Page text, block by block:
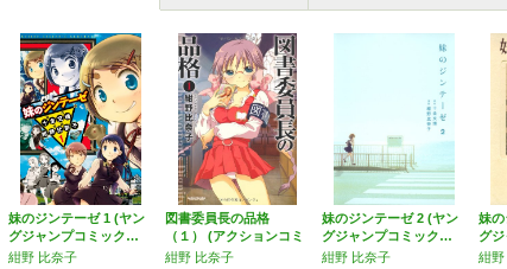
妹のジンテーゼ 1 (ヤン
グジャンプコミック…
紺野 比奈子
図書委員長の品格
（１） (アクションコミ
ック…
紺野 比奈子
妹のジンテーゼ 2 (ヤン
グジャンプコミック…
紺野 比奈子
妹の
グ
紺野